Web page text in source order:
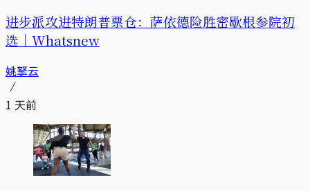
进步派攻进特朗普票仓：萨依德险胜密歇根参院初
选｜Whatsnew
姚拏云
1 天前